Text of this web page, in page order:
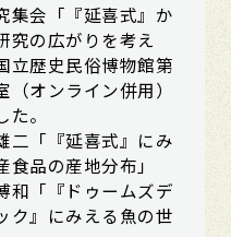
集会「『延喜式』か
究の広がりを考え
立歴史民俗博物館第
（オンライン併用）
。
二「『延喜式』にみ
食品の産地分布」
和「『ドゥームズデ
ク』にみえる魚の世